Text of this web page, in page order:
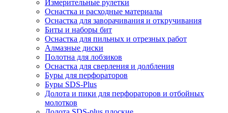
Измерительные рулетки
Оснастка и расходные материалы
Оснастка для заворачивания и откручивания
Биты и наборы бит
Оснастка для пильных и отрезных работ
Алмазные диски
Полотна для лобзиков
Оснастка для сверления и долбления
Буры для перфораторов
Буры SDS-Plus
Долота и пики для перфораторов и отбойных
молотков